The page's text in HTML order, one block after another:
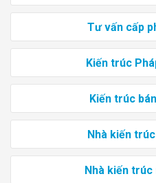
Tư vấn cấp
Kiến trúc
Kiến trúc
Nhà kiến
Nhà kiến trúc